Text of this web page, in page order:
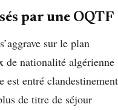
par une OQTF
sur le plan
de nationalité algérienne
est entré clandestinement
de titre de séjour